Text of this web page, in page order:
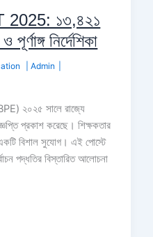
১৩,৪২১
নির্দেশিকা
|Admin
২০২৫ সালে রাজ্যে
প্রকাশ করেছে। শিক্ষকতার
বিশাল সুযোগ। এই পোস্টে
পদ্ধতির বিস্তারিত আলোচনা